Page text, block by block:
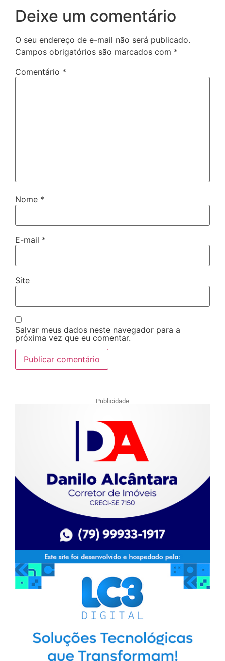
Deixe um comentário
O seu endereço de e-mail não será publicado.
Campos obrigatórios são marcados com *
Comentário *
Nome *
E-mail *
Site
Salvar meus dados neste navegador para a
próxima vez que eu comentar.
Publicidade